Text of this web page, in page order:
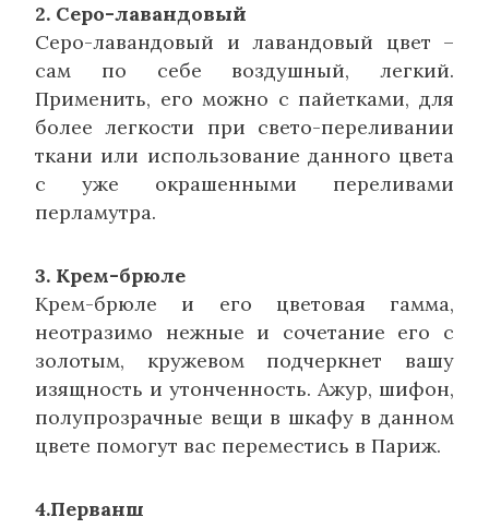
2. Серо-лавандовый
Серо-лавандовый и лавандовый цвет –
сам по себе воздушный, легкий.
Применить, его можно с пайетками, для
более легкости при свето-переливании
ткани или использование данного цвета
с уже окрашенными переливами
перламутра.
3. Крем-брюле
Крем-брюле и его цветовая гамма,
неотразимо нежные и сочетание его с
золотым, кружевом подчеркнет вашу
изящность и утонченность. Ажур, шифон,
полупрозрачные вещи в шкафу в данном
цвете помогут вас переместись в Париж.
4.Перванш